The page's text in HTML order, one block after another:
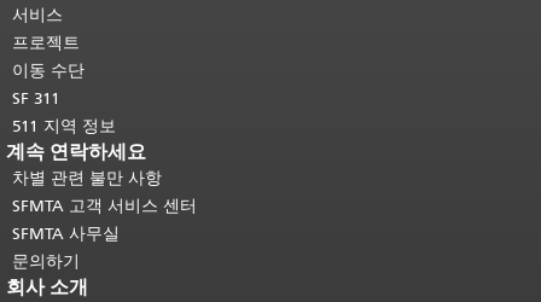
다.메인 콘텐츠 상단으로 돌아가려면
여기를 클릭하십시오
서비스
프로젝트
이동 수단
SF 311
511 지역 정보
계속 연락하세요
차별 관련 불만 사항
SFMTA 고객 서비스 센터
SFMTA 사무실
문의하기
회사 소개